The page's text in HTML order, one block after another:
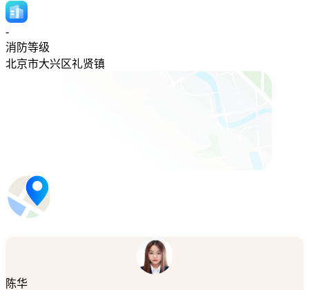
-
消防等级
北京市大兴区礼贤镇
陈华